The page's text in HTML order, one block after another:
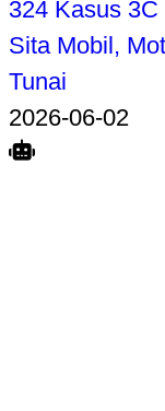
324 Kasus
Sita Mobil,
Tunai
2026-06-02